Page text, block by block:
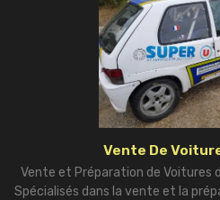
Vente De
Vente et Préparation de Voitures
Spécialisés dans la vente et la